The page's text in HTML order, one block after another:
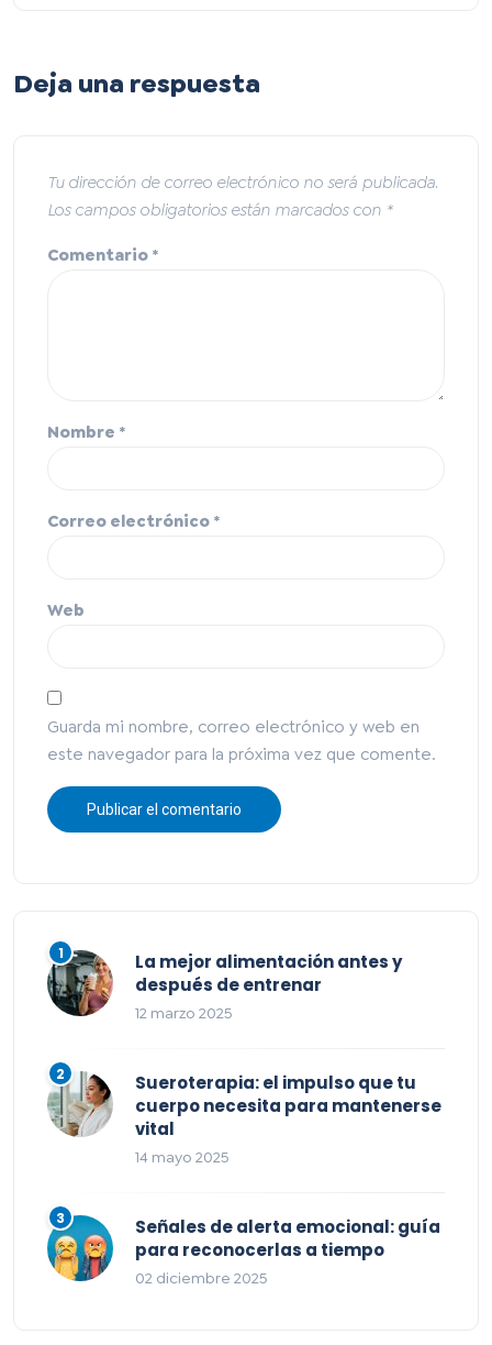
Deja una respuesta
Tu dirección de correo electrónico no será publicada.
Los campos obligatorios están marcados con *
Comentario *
Nombre *
Correo electrónico *
Web
Guarda mi nombre, correo electrónico y web en
este navegador para la próxima vez que comente.
La mejor alimentación antes y
después de entrenar
12 marzo 2025
Sueroterapia: el impulso que tu
cuerpo necesita para mantenerse
vital
14 mayo 2025
Señales de alerta emocional: guía
para reconocerlas a tiempo
02 diciembre 2025